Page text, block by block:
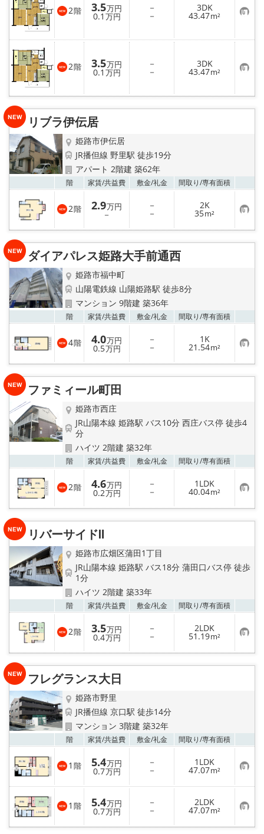
2階 3.5万円
0.1 万円
－
－
3DK
43.47m² お
気
に
入
り
登
録
2階 3.5万円
0.1 万円
－
－
3DK
43.47m² お
気
に
入
登
リブラ伊伝居
姫路市伊伝居
JR播但線 野里駅 徒歩19分
アパート 2階建 築62年
階 家賃/共益費 敷金/礼金 間取り/専有面積
2階 2.9万円
－
－
－
2K
35m² お
気
に
り
ダイアパレス姫路大手前通西
姫路市福中町
山陽電鉄線 山陽姫路駅 徒歩8分
マンション 9階建 築36年
階 家賃/共益費 敷金/礼金 間取り/専有面積
4階 4.0万円
0.5万円
－
－
1K
21.54m² お
気
に
り
ファミィール町田
姫路市西庄
JR山陽本線 姫路駅 バス10分 西庄バス停 徒歩4
分
ハイツ 2階建 築32年
階 家賃/共益費 敷金/礼金 間取り/専有面積
2階 4.6万円
0.2万円
－
－
1LDK
40.04m² お
気
に
り
リバーサイドⅡ
姫路市広畑区蒲田1丁目
JR山陽本線 姫路駅 バス18分 蒲田口バス停 徒歩
1分
ハイツ 2階建 築33年
階 家賃/共益費 敷金/礼金 間取り/専有面積
2階 3.5万円
0.4万円
－
－
2LDK
51.19m² お
気
に
り
フレグランス大日
姫路市野里
JR播但線 京口駅 徒歩14分
マンション 3階建 築32年
階 家賃/共益費 敷金/礼金 間取り/専有面積
1 階 5.4万円
0.7万円
－
－
1LDK
47.07m² お
気
に
入
り
登
録
1 階 5.4万円
0.7万円
－
－
2LDK
47.07m² お
気
に